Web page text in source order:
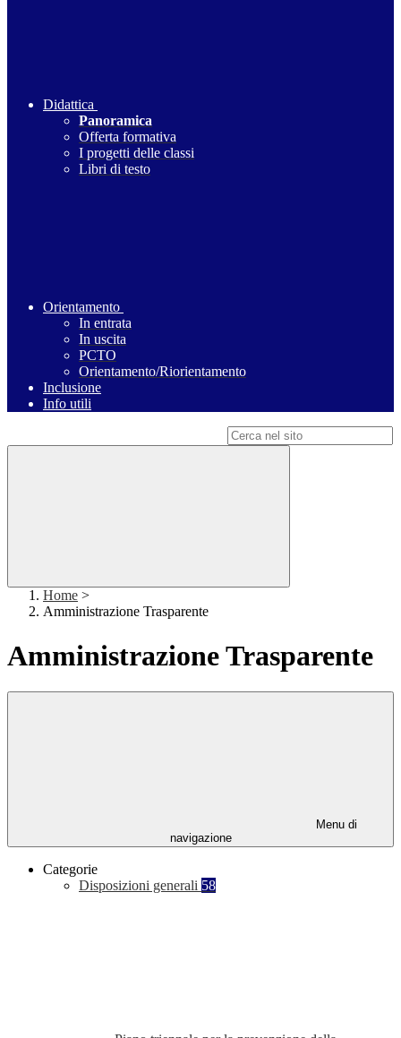
Didattica
Panoramica
Offerta formativa
I progetti delle classi
Libri di testo
Orientamento
In entrata
In uscita
PCTO
Orientamento/Riorientamento
Inclusione
Info utili
Home >
Amministrazione Trasparente
Amministrazione Trasparente
Menu di
navigazione
Categorie
Disposizioni generali 58